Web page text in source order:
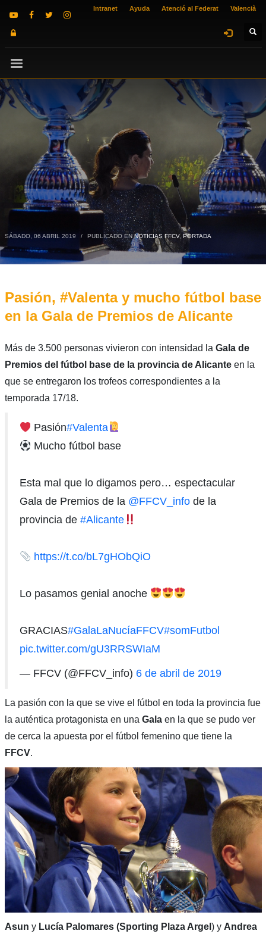
Intranet Ayuda Atenció al Federat Valencià
SÁBADO, 06 ABRIL 2019 / PUBLICADO ENNOTICIAS FFCV, PORTADA
Pasión, #Valenta y mucho fútbol base
en la Gala de Premios de Alicante
Más de 3.500 personas vivieron con intensidad la Gala de
Premios del fútbol base de la provincia de Alicante en la
que se entregaron los trofeos correspondientes a la
temporada 17/18.
Pasión#Valenta
Mucho fútbol base
Esta mal que lo digamos pero… espectacular
Gala de Premios de la @FFCV_infode la
provincia de #Alicante
https://t.co/bL7gHObQiO
Lo pasamos genial anoche
GRACIAS#GalaLaNucíaFFCV#somFutbol
pic.twitter.com/gU3RRSWIaM
— FFCV (@FFCV_info) 6 de abril de 2019
La pasión con la que se vive el fútbol en toda la provincia fue
la auténtica protagonista en una Galaen la que se pudo ver
de cerca la apuesta por el fútbol femenino que tiene la
FFCV.
Asun y Lucía Palomares (Sporting Plaza Argel ) y Andrea